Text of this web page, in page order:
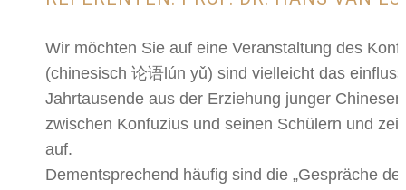
Wir möchten Sie auf eine Veranstaltung des
(chinesisch 论语lún yǔ) sind vielleicht das
Jahrtausende aus der Erziehung junger
zwischen Konfuzius und seinen Schülern und
auf.
Dementsprechend häufig sind die „Gespräche